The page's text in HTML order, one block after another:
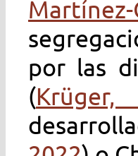
por las
(Krüger,